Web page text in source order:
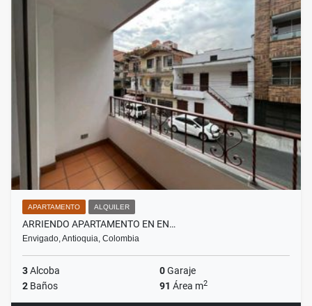
APARTAMENTO ALQUILER
ARRIENDO APARTAMENTO EN EN…
Envigado, Antioquia, Colombia
3Alcoba 0Garaje
2 Baños 91 Área m2